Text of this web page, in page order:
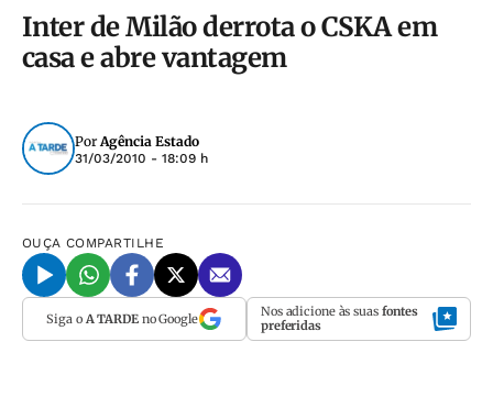
Inter de Milão derrota o CSKA em
casa e abre vantagem
PorAgência Estado
31/03/2010 - 18:09 h
OUÇA COMPARTILHE
Siga o A TARDEno Google Nos adicione às suas fontes
preferidas